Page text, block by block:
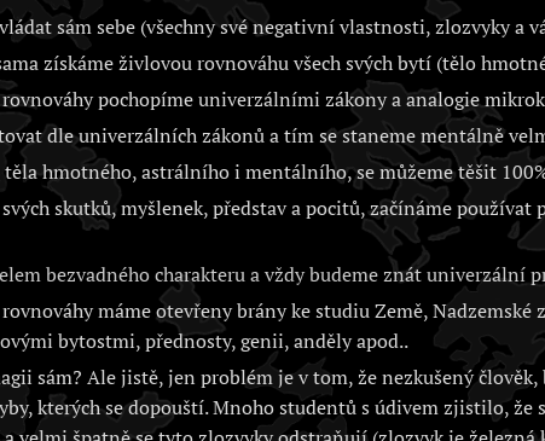
sám sebe (všechny své negativní vlastnosti, zlozvyky a
získáme živlovou rovnováhu všech svých bytí (tělo
pochopíme univerzálními zákony a analogie
dle univerzálních zákonů a tím se staneme mentálně
těla hmotného, astrálního i mentálního, se můžeme těšit
skutků, myšlenek, představ a pocitů, začínáme
bezvadného charakteru a vždy budeme znát univerzální
máme otevřeny brány ke studiu Země, Nadzemské
bytostmi, přednosty, genii, anděly apod..
sám? Ale jistě, jen problém je v tom, že nezkušený
kterých se dopouští. Mnoho studentů s údivem zjistilo, že